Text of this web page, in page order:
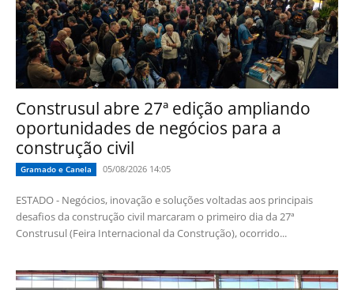
Construsul abre 27ª edição ampliando
oportunidades de negócios para a
construção civil
Gramado e Canela 05/08/2026 14:05
ESTADO - Negócios, inovação e soluções voltadas aos principais
desafios da construção civil marcaram o primeiro dia da 27ª
Construsul (Feira Internacional da Construção), ocorrido...